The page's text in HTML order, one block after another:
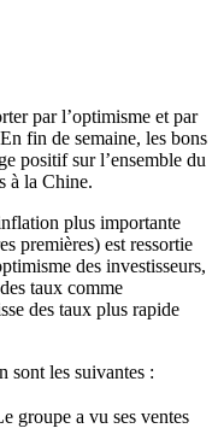
par l’optimisme et par
fin de semaine, les bons
positif sur l’ensemble du
à la Chine.
plus importante
premières) est ressortie
des investisseurs,
taux comme
des taux plus rapide
sont les suivantes :
groupe a vu ses ventes